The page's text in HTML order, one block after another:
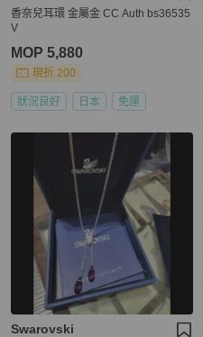
香奈兒耳環 金屬金 CC Auth bs36535
V
MOP 5,880
現折 200
狀況良好 日本 免運
Swarovski